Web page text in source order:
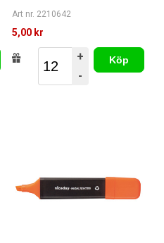
Art nr. 2210642
5,00 kr
+
-
Köp